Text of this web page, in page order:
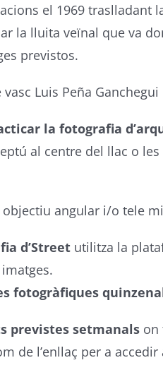
el 1969 traslladant
la lluita veïnal que va
previstos.
vasc Luis Peña
la fotografia
al centre del llac o
angular i/o tele
d’Streetutilitza la
fotogràfiques
previstes setmanalson
de l’enllaç per a accedir